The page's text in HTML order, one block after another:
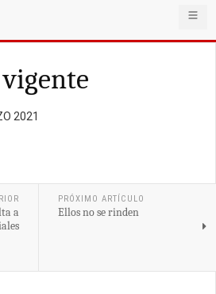
2021
a
PRÓXIMO ARTÍCULO
Ellos no se rinden